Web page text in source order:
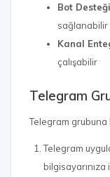
Bot
sağlanabilir
Kanal
çalışabilir
Telegram
Telegram grubuna
Telegram
bilgisayarınıza